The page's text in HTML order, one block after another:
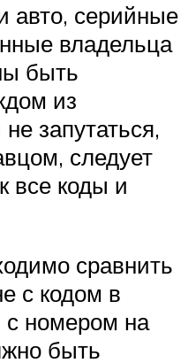
авто, серийные
владельца
быть
из
запутаться,
следует
все коды и
сравнить
с кодом в
с номером на
быть